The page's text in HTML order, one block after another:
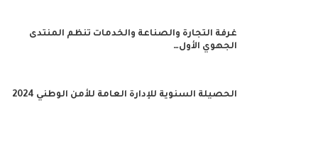
غرفة التجارة والصناعة والخدمات تنظم المنتدى
الجهوي الأول…
الحصيلة السنوية للإدارة العامة للأمن الوطني 2024